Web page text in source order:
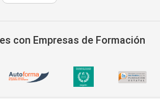
con Empresas de Formación